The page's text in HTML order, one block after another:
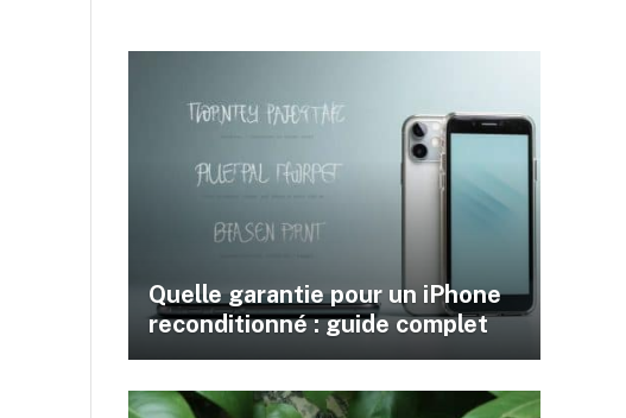
Quelle garantie pour un iPhone
reconditionné : guide complet